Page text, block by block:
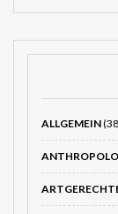
ALLGEMEIN